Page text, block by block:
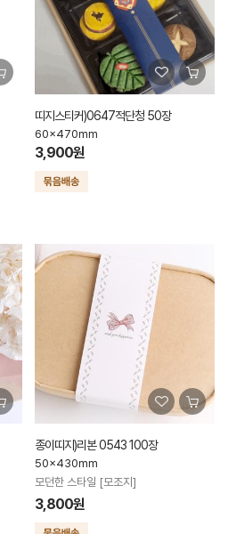
띠지스티커)0647적단청 50장
60x470mm
3,900원
종이띠지)리본 0543 100장
50x430mm
모던한 스타일 [모조지]
3,800원